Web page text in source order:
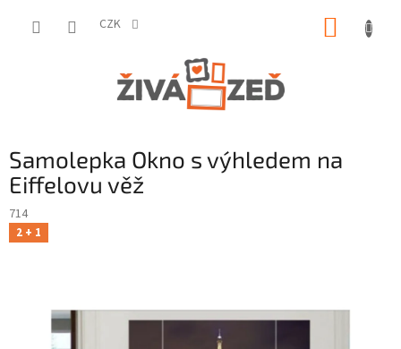
CZK
Samolepka Okno s výhledem na
Eiffelovu věž
714
2 + 1